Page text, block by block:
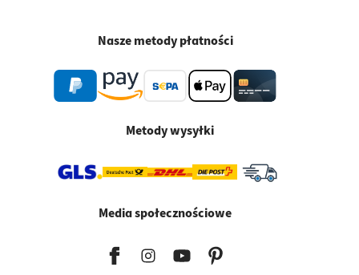
Nasze metody płatności
Metody wysyłki
Media społecznościowe